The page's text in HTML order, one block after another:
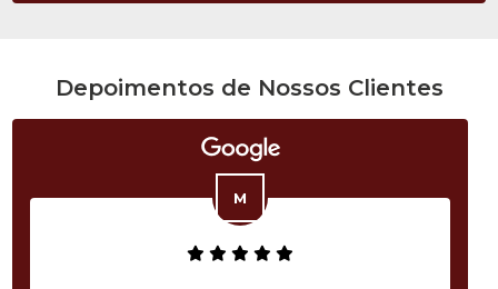
Depoimentos de Nossos Clientes